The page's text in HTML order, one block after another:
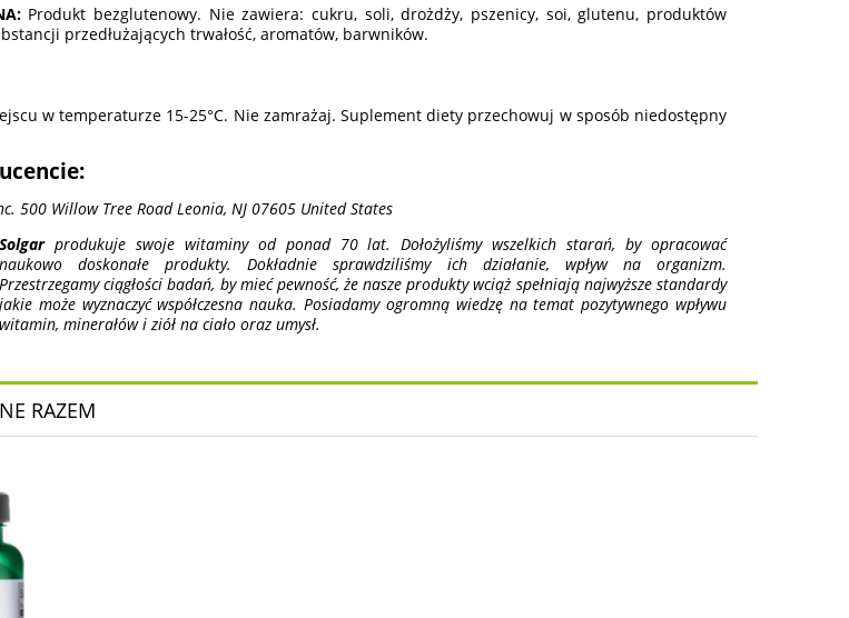
Produkt bezglutenowy. Nie zawiera: cukru, soli, drożdży, pszenicy, soi, glutenu, produktów
przedłużających trwałość, aromatów, barwników.
w temperaturze 15-25°C. Nie zamrażaj. Suplement diety przechowuj w sposób niedostępny
500 Willow Tree Road Leonia, NJ 07605 United States
Solgar produkuje swoje witaminy od ponad 70 lat. Dołożyliśmy wszelkich starań, by opracować
naukowo doskonałe produkty. Dokładnie sprawdziliśmy ich działanie, wpływ na organizm.
Przestrzegamy ciągłości badań, by mieć pewność, że nasze produkty wciąż spełniają najwyższe standardy
jakie może wyznaczyć współczesna nauka. Posiadamy ogromną wiedzę na temat pozytywnego wpływu
witamin, minerałów i ziół na ciało oraz umysł.
RAZEM